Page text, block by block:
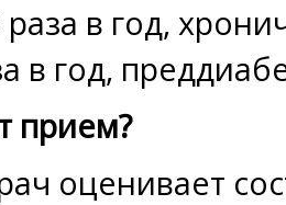
в год,
в год,
прием?
оценивает